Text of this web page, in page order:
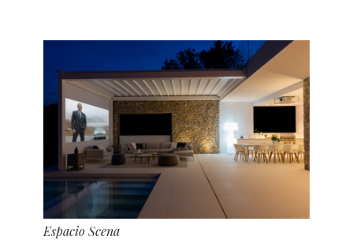
Espacio Scena